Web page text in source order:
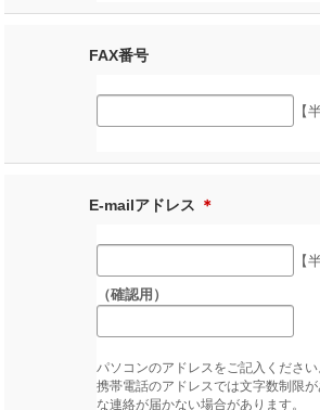
FAX番号
【
E-mailアドレス ＊
【
（確認用）
パソコンのアドレスをご記入ください
携帯電話のアドレスでは文字数制限
な連絡が届かない場合があります。